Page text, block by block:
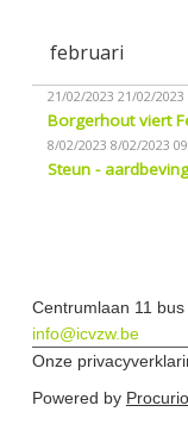
februari
21/02/2023 21/02/2023
Borgerhout viert
8/02/2023 8/02/2023
Steun -
Centrumlaan 11 bus
info@icvzw.be
Onze
Powered by